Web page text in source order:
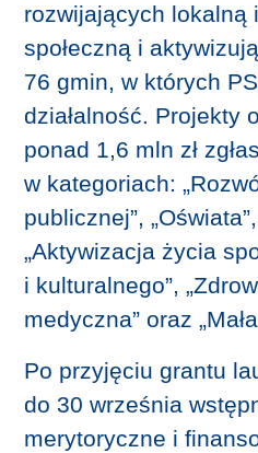
rozwijających lokalną
społeczną i
76 gmin, w których
działalność. Projekty
ponad 1,6 mln zł
w kategoriach:
publicznej”,
„Aktywizacja życia
i kulturalnego”,
medyczna” oraz
Po przyjęciu grantu
do 30 września
merytoryczne i